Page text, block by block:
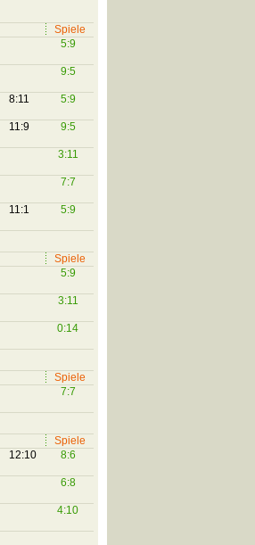
Spiele
5:9
9:5
8:11 5:9
11:9 9:5
3:11
7:7
11:1 5:9
Spiele
5:9
3:11
0:14
Spiele
7:7
Spiele
12:10 8:6
6:8
4:10